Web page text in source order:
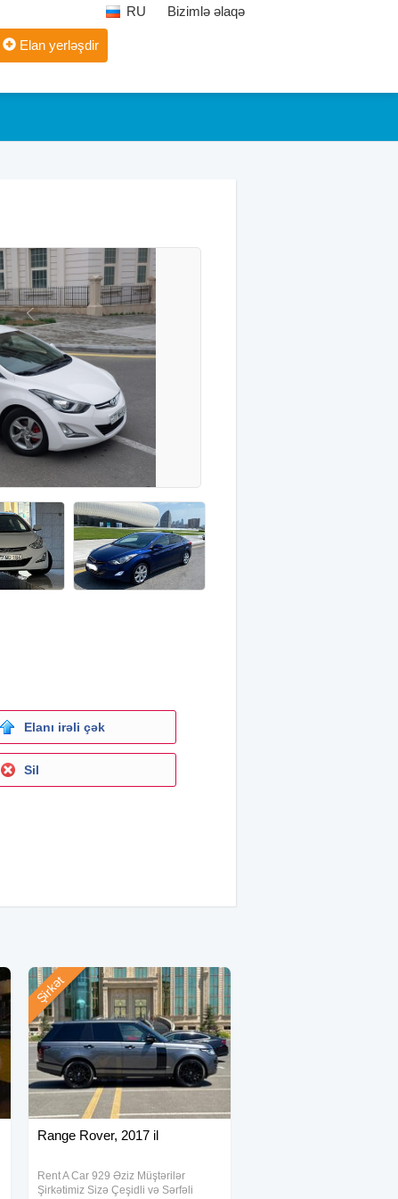
RU Bizimlə əlaqə
Elan yerləşdir
Elanı irəli çək
Sil
Range Rover, 2017 il
Rent A Car 929 Əziz Müştərilər
Şirkətimiz Sizə Çeşidli və Sərfəli
Şirkət